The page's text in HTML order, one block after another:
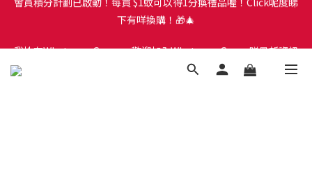
會員積分計劃已啟動！每買 $1蚊可以得1分換禮品喔！Click呢度睇
我地有Whatsapp Group，歡迎加入Whatsapp Group睇最新資訊
會員積分計劃已啟動！每買 $1蚊可以得1分換禮品喔！Click呢度睇